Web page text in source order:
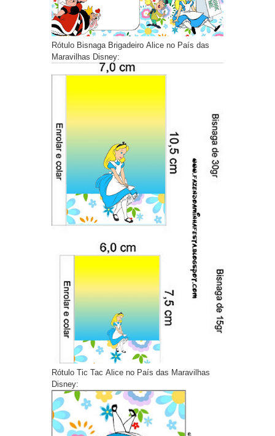
Rótulo Bisnaga Brigadeiro Alice no País das
Maravilhas Disney:
Rótulo Tic Tac Alice no País das Maravilhas
Disney: